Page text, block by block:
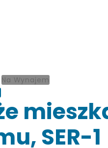
Na Wynajem
SER-1